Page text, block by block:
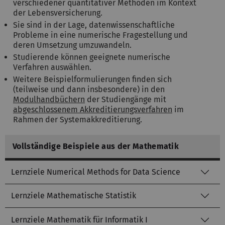
verschiedener quantitativer Methoden im Kontext
der Lebensversicherung.
Sie sind in der Lage, datenwissenschaftliche
Probleme in eine numerische Fragestellung und
deren Umsetzung umzuwandeln.
Studierende können geeignete numerische
Verfahren auswählen.
Weitere Beispielformulierungen finden sich
(teilweise und dann insbesondere) in den
Modulhandbüchern der Studiengänge mit
abgeschlossenem Akkreditierungsverfahren im
Rahmen der Systemakkreditierung.
Vollständige Beispiele aus der Mathematik
Lernziele Numerical Methods for Data Science
Lernziele Mathematische Statistik
Lernziele Mathematik für Informatik I